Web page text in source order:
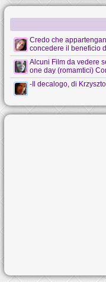
Credo che
concedere il beneficio
Alcuni Film da vedere
one day (romamtici)
-Il decalogo, di